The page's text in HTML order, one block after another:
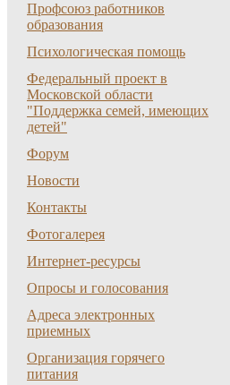
Профсоюз работников
образования
Психологическая помощь
Федеральный проект в
Московской области
"Поддержка семей, имеющих
детей"
Форум
Новости
Контакты
Фотогалерея
Интернет-ресурсы
Опросы и голосования
Адреса электронных
приемных
Организация горячего
питания